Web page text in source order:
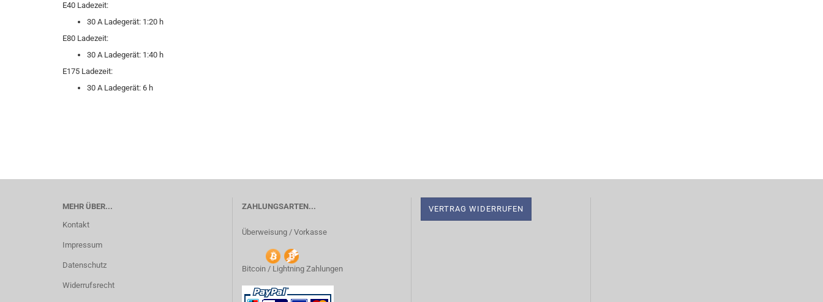
E40 Ladezeit:
30 A Ladegerät: 1:20 h
E80 Ladezeit:
30 A Ladegerät: 1:40 h
E175 Ladezeit:
30 A Ladegerät: 6 h
MEHR ÜBER...
Kontakt
Impressum
Datenschutz
Widerrufsrecht
ZAHLUNGSARTEN...
Überweisung / Vorkasse
Bitcoin / Lightning Zahlungen
VERTRAG WIDERRUFEN